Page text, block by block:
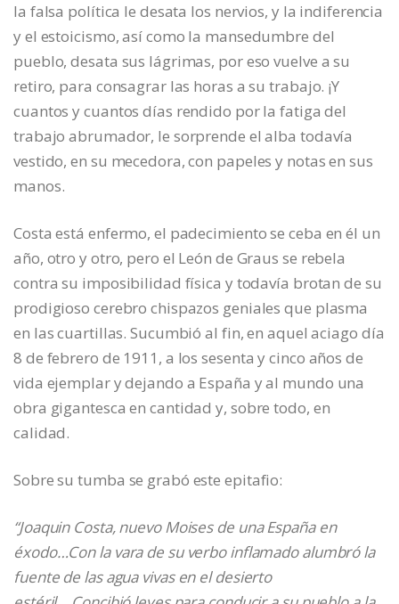
la falsa política le desata los nervios, y la indiferencia
y el estoicismo, así como la mansedumbre del
pueblo, desata sus lágrimas, por eso vuelve a su
retiro, para consagrar las horas a su trabajo. ¡Y
cuantos y cuantos días rendido por la fatiga del
trabajo abrumador, le sorprende el alba todavía
vestido, en su mecedora, con papeles y notas en sus
manos.
Costa está enfermo, el padecimiento se ceba en él un
año, otro y otro, pero el León de Graus se rebela
contra su imposibilidad física y todavía brotan de su
prodigioso cerebro chispazos geniales que plasma
en las cuartillas. Sucumbió al fin, en aquel aciago día
8 de febrero de 1911, a los sesenta y cinco años de
vida ejemplar y dejando a España y al mundo una
obra gigantesca en cantidad y, sobre todo, en
calidad.
Sobre su tumba se grabó este epitafio:
“Joaquin Costa, nuevo Moises de una España en
éxodo…Con la vara de su verbo inflamado alumbró la
fuente de las agua vivas en el desierto